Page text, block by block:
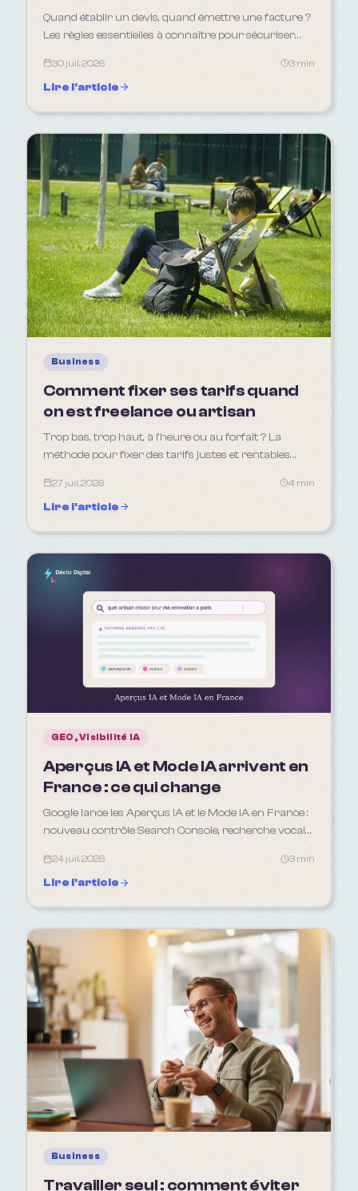
Quand établir un devis, quand émettre une facture ?
Les règles essentielles à connaître pour sécuriser
30 juil. 2026 3 min
Lire l'article
Business
Comment fixer ses tarifs quand
on est freelance ou artisan
Trop bas, trop haut, à l'heure ou au forfait ? La
méthode pour fixer des tarifs justes et rentables
27 juil. 2026 4 min
Lire l'article
GEO, Visibilité IA
Aperçus IA et Mode IA arrivent en
France : ce qui change
Google lance les Aperçus IA et le Mode IA en France :
nouveau contrôle Search Console, recherche vocale.
2026.
24 juil. 2026 3 min
Lire l'article
Business
Travailler seul : comment éviter